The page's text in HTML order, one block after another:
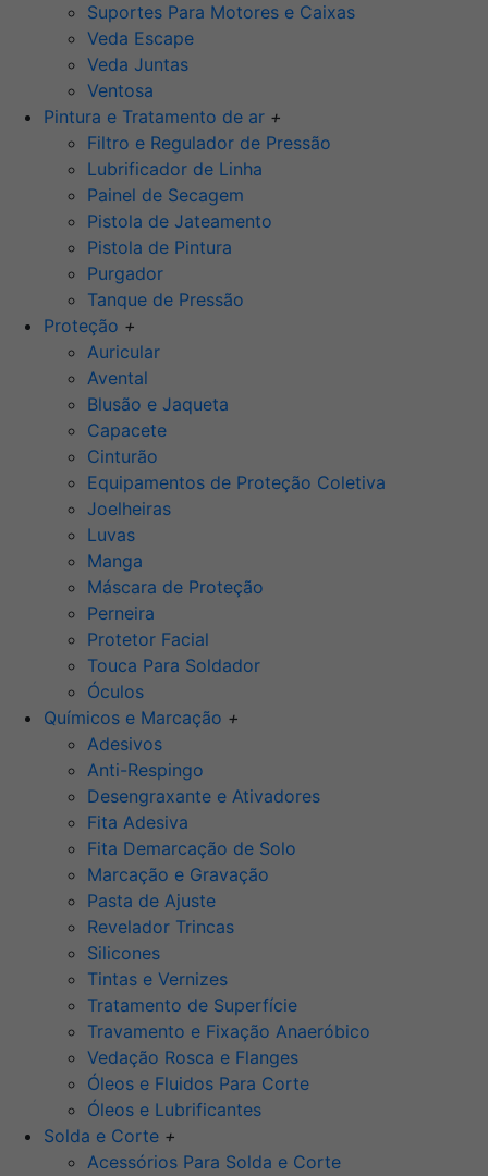
Suportes Para Motores e Caixas
Veda Escape
Veda Juntas
Ventosa
Pintura e Tratamento de ar +
Filtro e Regulador de Pressão
Lubrificador de Linha
Painel de Secagem
Pistola de Jateamento
Pistola de Pintura
Purgador
Tanque de Pressão
Proteção +
Auricular
Avental
Blusão e Jaqueta
Capacete
Cinturão
Equipamentos de Proteção Coletiva
Joelheiras
Luvas
Manga
Máscara de Proteção
Perneira
Protetor Facial
Touca Para Soldador
Óculos
Químicos e Marcação +
Adesivos
Anti-Respingo
Desengraxante e Ativadores
Fita Adesiva
Fita Demarcação de Solo
Marcação e Gravação
Pasta de Ajuste
Revelador Trincas
Silicones
Tintas e Vernizes
Tratamento de Superfície
Travamento e Fixação Anaeróbico
Vedação Rosca e Flanges
Óleos e Fluidos Para Corte
Óleos e Lubrificantes
Solda e Corte +
Acessórios Para Solda e Corte